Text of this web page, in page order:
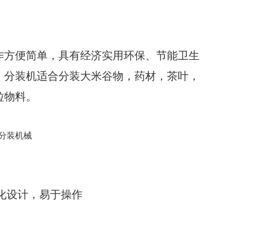
便简单，具有经济实用环保、节能卫生
装机适合分装大米谷物，药材，茶叶，
料。
设计，易于操作